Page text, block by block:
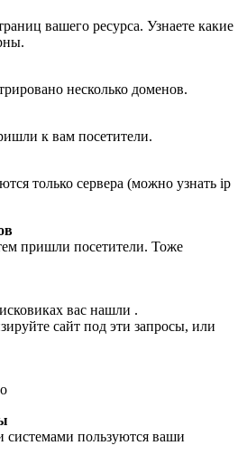
вашего ресурса. Узнаете какие
несколько доменов.
к вам посетители.
только сервера (можно узнать ip
пришли посетители. Тоже
вас нашли .
сайт под эти запросы, или
пользуются ваши